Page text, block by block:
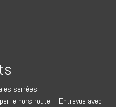
serrées
le hors route – Entrevue avec